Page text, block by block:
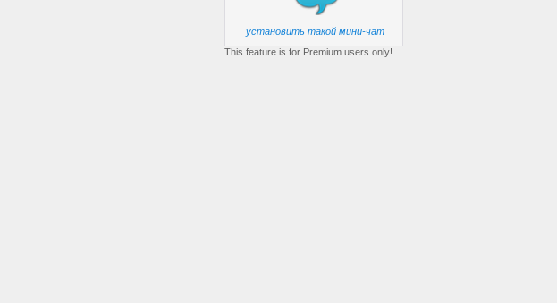
установить такой мини-чат
This feature is for Premium users only!